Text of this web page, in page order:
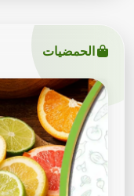
الحمضيات